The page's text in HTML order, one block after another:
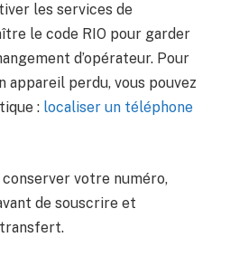
les services de
le code RIO pour garder
d’opérateur. Pour
appareil perdu, vous pouvez
: localiser un téléphone
votre numéro,
de souscrire et